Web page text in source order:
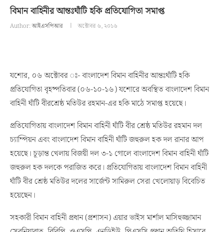
বিমান বাহিনীর আন্তঃঘাঁটি হকি প্রতিযোগিতা সমাপ্ত
Author:আইএসপিআর অক্টোবর ৬, ২০১৬
যশোর, ০৬ অক্টোবর ঃ- বাংলাদেশ বিমান বাহিনীর আন্তঃঘাঁটি হকি
প্রতিযোগিতা বৃহষ্পতিবার (০৬-১০-১৬) যশোরে অবস্থিত বাংলাদেশ বিমান
বাহিনী ঘাঁটি বীরশ্রেষ্ঠ মতিউর রহমান-এর হকি মাঠে সমাপ্ত হয়েছে।
প্রতিযোগিতায় বাংলাদেশ বিমান বাহিনী ঘাঁটি বীর শ্রেষ্ঠ মতিউর রহমান দল
চ্যাম্পিয়ন এবং বাংলাদেশ বিমান বাহিনী ঘাঁটি জহুরুল হক দল রানার আপ
হয়েছে। চূড়ান্ত খেলায় বিজয়ী দল ৩-১ গোলে বাংলাদেশ বিমান বাহিনী ঘাঁটি
জহুরুল হক দলকে পরাজিত করে। প্রতিযোগিতায় বাংলাদেশ বিমান বাহিনী
ঘাঁটি বীর শ্রেষ্ঠ মতিউর দলের সার্জেন্ট সামিরুল সেরা খেলোয়াড় বিবেচিত
হয়েছেন।
সহকারী বিমান বাহিনী প্রধান (প্রশাসন) এয়ার ভাইস মার্শাল মাসিহুজ্জামান